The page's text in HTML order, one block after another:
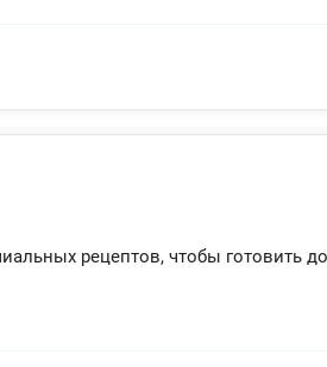
рецептов, чтобы готовить